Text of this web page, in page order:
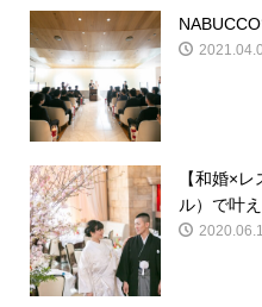
【和婚×
ル）で叶